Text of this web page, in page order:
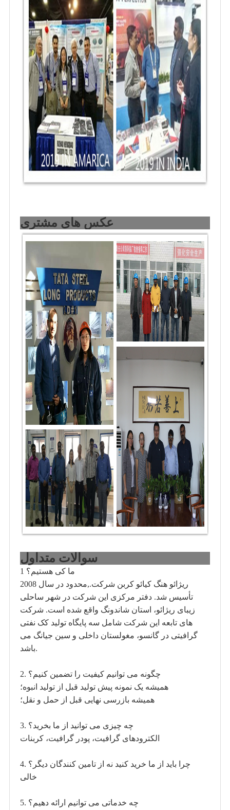
عکس های مشتری
سوالات متداول
1 ما کی هستیم؟
ریژائو هنگ کیائو کربن شرکت.,محدود در سال 2008
تأسیس شد. دفتر مرکزی این شرکت در شهر ساحلی
زیبای ریژائو، استان شاندونگ واقع شده است. شرکت
های تابعه این شرکت شامل سه پایگاه تولید کک نفتی
گرافیتی در گانسو، مغولستان داخلی و سین جیانگ می
باشد.
2. چگونه می توانیم کیفیت را تضمین کنیم؟
همیشه یک نمونه پیش تولید قبل از تولید انبوه؛
همیشه بازرسی نهایی قبل از حمل و نقل؛
3. چه چیزی می توانید از ما بخرید؟
الکترودهای گرافیت، پودر گرافیت، کربنات
4. چرا باید از ما خرید کنید نه از تامین کنندگان دیگر؟
خالی
5. چه خدماتی می توانیم ارائه دهیم؟